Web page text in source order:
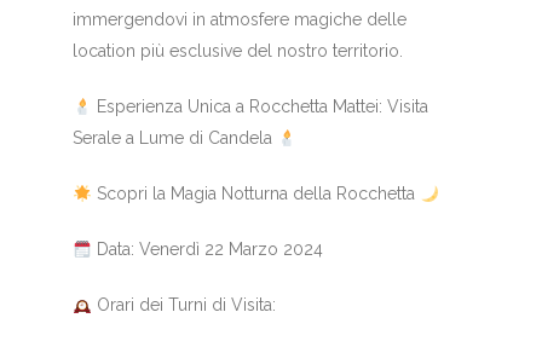
immergendovi in atmosfere magiche delle
location più esclusive del nostro territorio.
Esperienza Unica a Rocchetta Mattei: Visita
Serale a Lume di Candela
Scopri la Magia Notturna della Rocchetta
Data: Venerdì 22 Marzo 2024
Orari dei Turni di Visita: